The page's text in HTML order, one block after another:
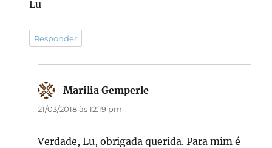
Lu
Responder
Marilia Gemperle
21/03/2018 às 12:19 pm
Verdade, Lu, obrigada querida. Para mim é